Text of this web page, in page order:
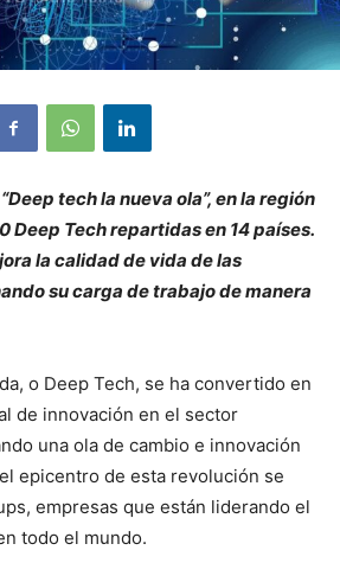
tech la nueva ola”, en la región
Deep Tech repartidas en 14 países.
la calidad de vida de las
su carga de trabajo de manera
o Deep Tech, se ha convertido en
de innovación en el sector
una ola de cambio e innovación
epicentro de esta revolución se
empresas que están liderando el
todo el mundo.